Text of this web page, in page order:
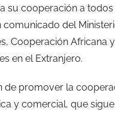
su cooperación a todos
comunicado del
Cooperación Africana
en el Extranjero.
de promover la
y comercial, que